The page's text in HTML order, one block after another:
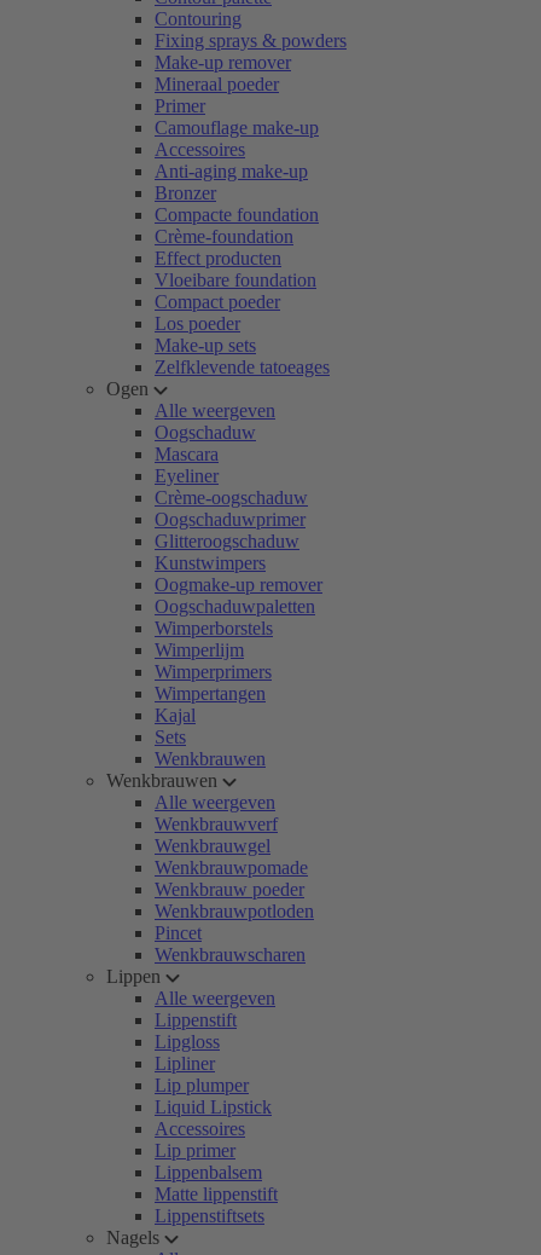
Contouring
Fixing sprays & powders
Make-up remover
Mineraal poeder
Primer
Camouflage make-up
Accessoires
Anti-aging make-up
Bronzer
Compacte foundation
Crème-foundation
Effect producten
Vloeibare foundation
Compact poeder
Los poeder
Make-up sets
Zelfklevende tatoeages
Ogen
Alle weergeven
Oogschaduw
Mascara
Eyeliner
Crème-oogschaduw
Oogschaduwprimer
Glitteroogschaduw
Kunstwimpers
Oogmake-up remover
Oogschaduwpaletten
Wimperborstels
Wimperlijm
Wimperprimers
Wimpertangen
Kajal
Sets
Wenkbrauwen
Wenkbrauwen
Alle weergeven
Wenkbrauwverf
Wenkbrauwgel
Wenkbrauwpomade
Wenkbrauw poeder
Wenkbrauwpotloden
Pincet
Wenkbrauwscharen
Lippen
Alle weergeven
Lippenstift
Lipgloss
Lipliner
Lip plumper
Liquid Lipstick
Accessoires
Lip primer
Lippenbalsem
Matte lippenstift
Lippenstiftsets
Nagels